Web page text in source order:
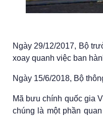
Ngày 29/12/2017, Bộ
xoay quanh việc ban
Ngày 15/6/2018, Bộ
Mã bưu chính quốc gia
chúng là một phần